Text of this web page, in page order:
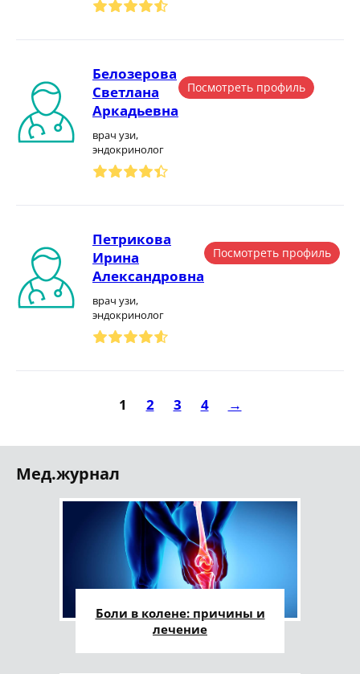
Белозерова
Светлана
Аркадьевна
врач узи,
эндокринолог
Посмотреть профиль
Петрикова
Ирина
Александровна
врач узи,
эндокринолог
Посмотреть профиль
1 2 3 4 →
Мед.журнал
Боли в колене: причины и
лечение